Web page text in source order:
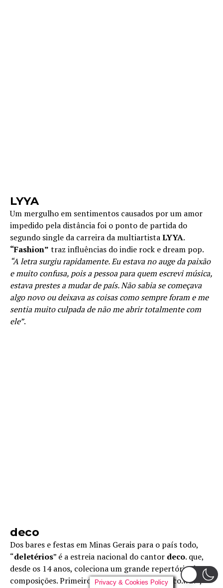
LYYA
Um mergulho em sentimentos causados por um amor
impedido pela distância foi o ponto de partida do
segundo single da carreira da multiartistaLYYA.
“Fashion” traz influências do indie rock e dream pop.
“A letra surgiu rapidamente. Eu estava no auge da paixão
e muito confusa, pois a pessoa para quem escrevi música,
estava prestes a mudar de país. Não sabia se começava
algo novo ou deixava as coisas como sempre foram e me
sentia muito culpada de não me abrir totalmente com
ele”.
deco
Dos bares e festas em Minas Gerais para o país todo,
“deletérios” é a estreia nacional do cantor deco. que,
desde os 14 anos, coleciona um grande repertório de
composições. Primeiro lançamento do EP “deco.wav”,
Privacy & Cookies Policy